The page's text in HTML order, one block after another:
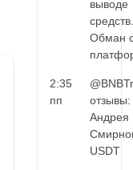
выводе
средств.
Обман
2:35
пп
Андрея
USDT